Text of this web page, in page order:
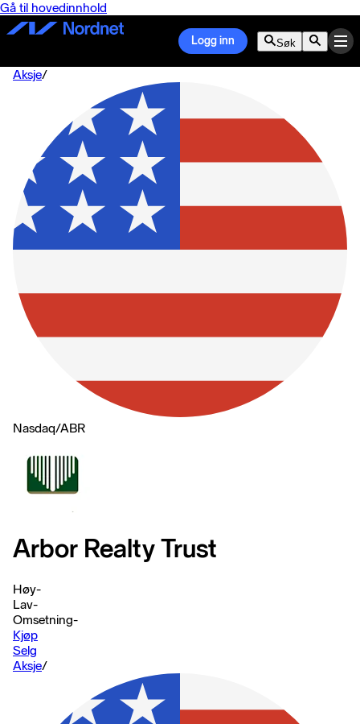
Gå til hovedinnhold
Logg inn Søk
Aksje/
Nasdaq/ABR
Arbor Realty Trust
Høy-
Lav-
Omsetning-
Kjøp
Selg
Aksje/